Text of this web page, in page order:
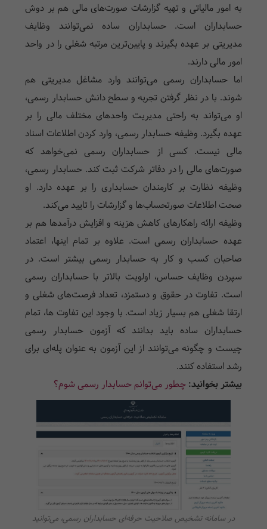
به امور مالیاتی و تهیه گزارشات صورت‌های مالی هم بر دوش
حسابداران است. حسابداران ساده نمی‌توانند وظایف
مدیریتی بر عهده بگیرند و پایین‌ترین مرتبه شغلی را در واحد
امور مالی دارند.
اما حسابداران رسمی می‌توانند وارد مشاغل مدیریتی هم
شوند. با در نظر گرفتن تجربه و سطح دانش حسابدار رسمی،
او می‌تواند به راحتی مدیریت واحدهای مختلف مالی را بر
عهده بگیرد. وظیفه حسابدار رسمی، وارد کردن اطلاعات اسناد
مالی نیست. کسی از حسابداران رسمی نمی‌خواهد که
صورت‌های مالی را در دفاتر شرکت ثبت کند. حسابدار رسمی،
وظیفه نظارت بر کارمندان حسابداری را بر عهده دارد. او
صحت اطلاعات صورتحساب‌ها و گزارشات را تایید می‌کند.
وظیفه ارائه راهکارهای کاهش هزینه و افزایش درآمدها هم بر
عهده حسابداران رسمی است. علاوه بر تمام اینها، اعتماد
صاحبان کسب و کار به حسابدار رسمی بیشتر است. در
سپردن وظایف حساس، اولویت بالاتر با حسابداران رسمی
است. تفاوت در حقوق و دستمزد، تعداد فرصت‌های شغلی و
ارتقا شغلی هم بسیار زیاد است. با وجود این تفاوت ها، تمام
حسابداران ساده باید بدانند که آزمون حسابدار رسمی
چیست و چگونه می‌توانند از این آزمون به عنوان پله‌ای برای
رشد استفاده کنند.
بیشتر بخوانید: چطور می‌توانم حسابدار رسمی شوم؟
در سامانه تشخیص صلاحیت حرفه‌ای حسابداران رسمی، می‌توانید